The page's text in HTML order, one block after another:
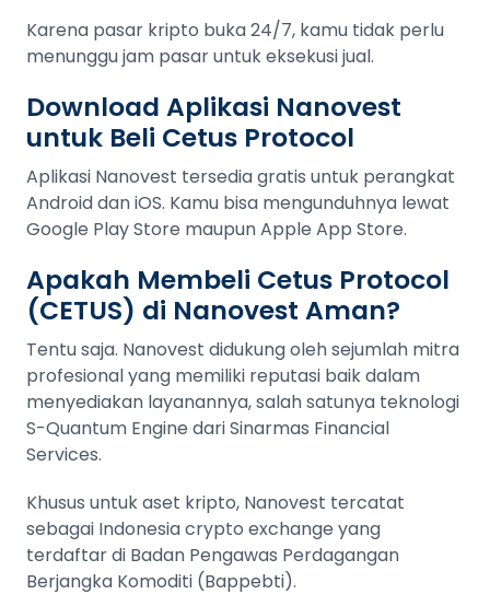
Karena pasar kripto buka 24/7, kamu tidak perlu
menunggu jam pasar untuk eksekusi jual.
Download Aplikasi Nanovest
untuk Beli Cetus Protocol
Aplikasi Nanovest tersedia gratis untuk perangkat
Android dan iOS. Kamu bisa mengunduhnya lewat
Google Play Store maupun Apple App Store.
Apakah Membeli Cetus Protocol
(CETUS) di Nanovest Aman?
Tentu saja. Nanovest didukung oleh sejumlah mitra
profesional yang memiliki reputasi baik dalam
menyediakan layanannya, salah satunya teknologi
S-Quantum Engine dari Sinarmas Financial
Services.
Khusus untuk aset kripto, Nanovest tercatat
sebagai Indonesia crypto exchange yang
terdaftar di Badan Pengawas Perdagangan
Berjangka Komoditi (Bappebti).